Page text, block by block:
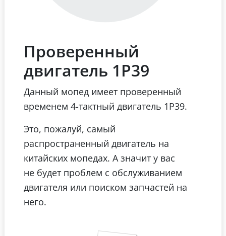
Проверенный
двигатель 1Р39
Данный мопед имеет проверенный
временем 4-тактный двигатель 1Р39.
Это, пожалуй, самый
распространенный двигатель на
китайских мопедах. А значит у вас
не будет проблем с обслуживанием
двигателя или поиском запчастей на
него.